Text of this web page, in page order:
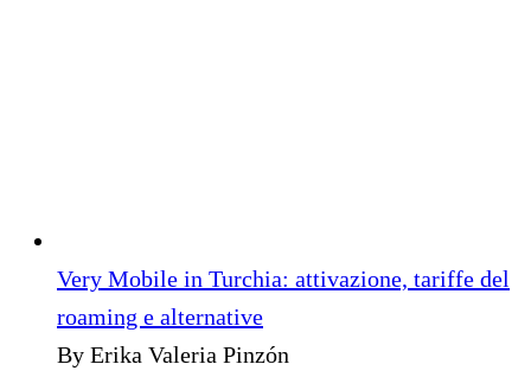
Very Mobile in Turchia: attivazione, tariffe del
roaming e alternative
By Erika Valeria Pinzón